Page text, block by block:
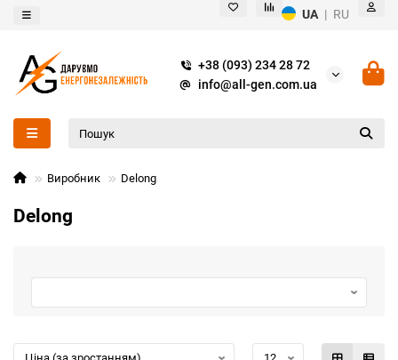
UA | RU
+38 (093) 234 28 72
info@all-gen.com.ua
Виробник Delong
Delong